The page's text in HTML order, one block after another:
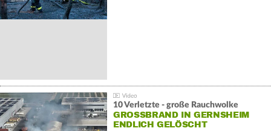
10 Verletzte - große Rauchwolke
GROSSBRAND IN GERNSHEIM E
NDLICH GELÖSCHT